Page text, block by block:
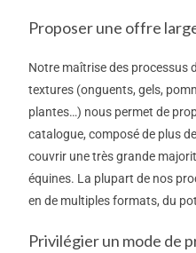
Proposer une offre
Notre maîtrise des processus
textures (onguents, gels,
plantes…) nous permet de
catalogue, composé de plus
couvrir une très grande
équines. La plupart de nos
en de multiples formats, du
Privilégier un mode de